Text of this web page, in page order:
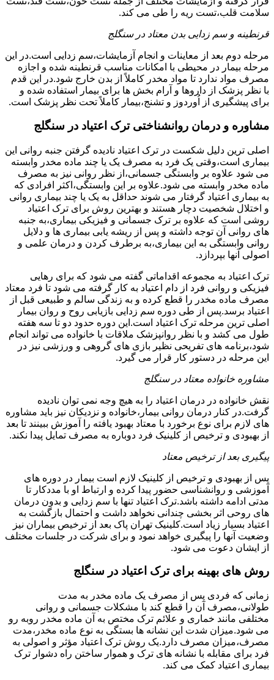
سلامت قلب،تست ریه را طی می کند.
قرنطینه و سم زدایی بدن معتاد در سنگلج
مرحله دوم بعد از معاینات و انجام آزمایشات،سم زدایی است.در این
مرحله بیمار در محیطی با امکانات مناسب قرنطینه شده و اجازه
مصرف مواد ندارد تا مواد مخدر کاملاً از بدن خارج شود.در این قدم
با نظر پزشک از داروها و آرام بخش ها برای بیمار استفاده شده و
برای پیشگیری از اُوردوز و تشنج،بیمار کاملاً تحت نظر پزشک است.
مشاوره و درمان روانشناختی ترک اعتیاد در سنگلج
اصلی ترین دلیل شکست در ترک اعتیاد نادیده گرفتن جنبه روانی این
بیماری است،وقتی یک فرد به مصرف یک یا چند ماده مخدر وابسته
می شود علاوه بر وابستگی جسمانی،از نظر روانی نیز به مصرف
ماده مخدر وابسته می شود.علاوه بر این وابستگی،اکثر افرادی که
به بیماری اعتیاد گرفتار می شوند حداقل به یک یا چند بیماری روانی
و اختلال شخصیت دچار هستند و بهترین روش برای ترک اعتیاد
روشی است که علاوه بر ترک جسمانی و فیزیکی بیماری،به جنبه
های روانی آن توجه داشته و پس از ریشه یابی بیماری ها و دلایل
روانی وابستگی به این بیماری،به برطرف کردن و درمان علمی و
اصولی آنها بپردازد.
ترک اعتیاد به مجموعه اقداماتی گفته می شود که برای رهایی
فیزیکی و روانی فرد از دام اعتیاد به کار گرفته می شود تا فرد معتاد
مصرف ماده مخدر را قطع کرده و به زندگی سالم و طبیعی قبل از
اعتیاد برسد.پس از طی دوره سم زدایی بازیابی روح و روان بیمار
اصلی ترین مرحله ترک اعتیاد است.این دوره حدود دو تا سه هفته
طول می کشد و با نظر روانپزشک ملاقات با خانواده می تواند انجام
شود،برنامه های تفریحی نظیر بازی های گروهی و ورزشی نیز در
این مرحله در دستور کار قرار می گیرد.
مشاوره خانواده معتاد در سنگلج
نقش خانواده در درمان اعتیاد را به هیچ وجه نمی توان نادیده
گرفت.در کنار درمان روانی بیمار،خانواده و نزدیکان نیز باید مشاوره
های لازم برای نوع برخورد با معتاد بهبود یافته را آموزش ببینند تا بعد
از بهبودی و ترخیص از کلینیک فرد دوباره به مصرف تمایل پیدا نکند.
پیگیری بعد از ترخیص معتاد
پس از بهبودی و ترخیص از کلینیک لازم است بیمار در دوره های
آموزشی و روانشناسی حضور پیدا کرده و ارتباط او با مددکار تا
مدتی ادامه داشته باشد.ترک اعتیاد تنها با سم زدایی و بدون درمان
های روحی اثر بخشی چندانی نخواهد داشت و احتمال بازگشت به
اعتیاد بسیار زیاد است.کلینیک تهران پاک بعد از ترخیص بیماران نیز
وضعیت آنها را پیگیری خواهد نمود و برای شرکت در جلسات مختلف
از ایشان دعوت می شود.
روش های بهینه برای ترک اعتیاد در سنگلج
زمانی که فردی پس از مصرف یک ماده مخدر به مدت
طولانی،مصرف آن را قطع کند با مشکلات جسمانی و روانی
مختلفی مانند خماری و علائم ترک مختص به آن ماده مخدر روبه رو
می شود.میزان شدت این نشانه ها بستگی به نوع ماده مخدر،مدت
مصرف،میزان مصرف دارد.یک روش ترک اعتیاد مؤثر و اصولی به
فرد برای مقابله با نشانه های ترک و هموار ساختن راه دشوار ترک
بیماری اعتیاد کمک می کند.